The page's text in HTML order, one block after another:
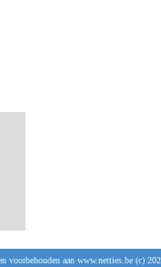
voorbehouden aan www.netties.be (c)